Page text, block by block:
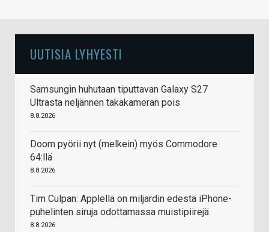
UUTISIA LYHYESTI
Samsungin huhutaan tiputtavan Galaxy S27
Ultrasta neljännen takakameran pois
8.8.2026
Doom pyörii nyt (melkein) myös Commodore
64:llä
8.8.2026
Tim Culpan: Applella on miljardin edestä iPhone-
puhelinten siruja odottamassa muistipiirejä
8.8.2026